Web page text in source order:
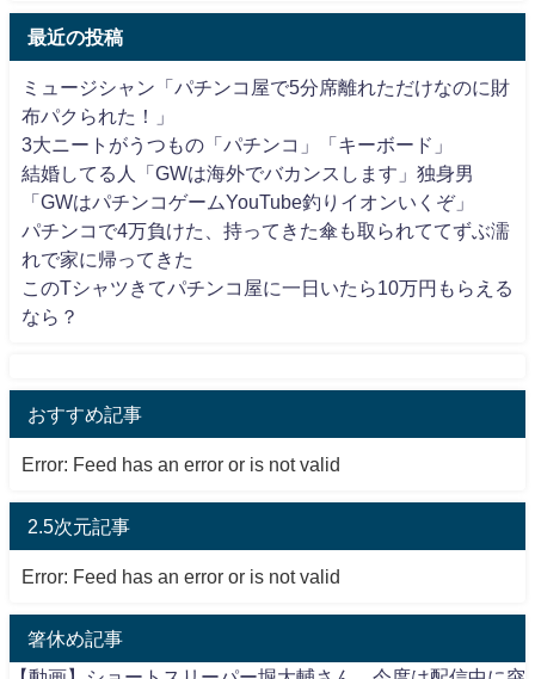
最近の投稿
ミュージシャン「パチンコ屋で5分席離れただけなのに財
布パクられた！」
3大ニートがうつもの「パチンコ」「キーボード」
結婚してる人「GWは海外でバカンスします」独身男
「GWはパチンコゲームYouTube釣りイオンいくぞ」
パチンコで4万負けた、持ってきた傘も取られててずぶ濡
れで家に帰ってきた
このTシャツきてパチンコ屋に一日いたら10万円もらえる
なら？
おすすめ記事
Error: Feed has an error or is not valid
2.5次元記事
Error: Feed has an error or is not valid
箸休め記事